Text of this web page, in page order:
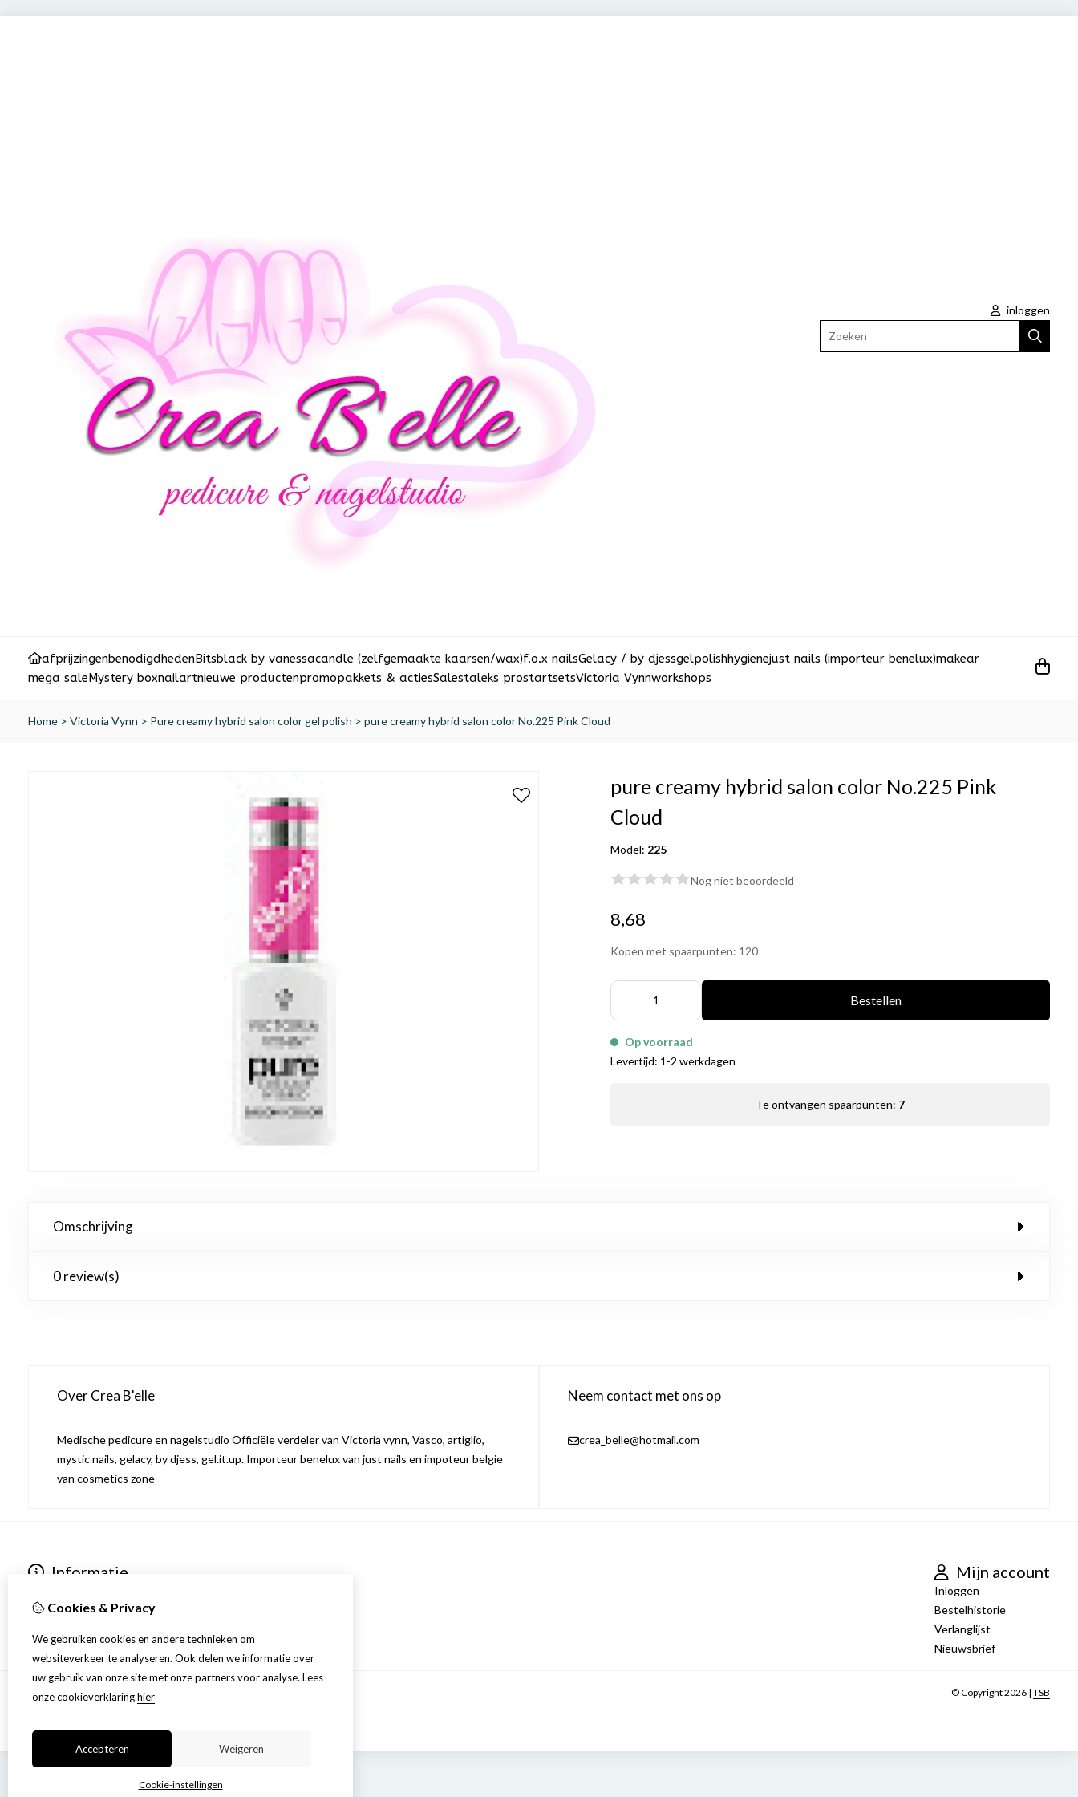
inloggen
afprijzingenbenodigdhedenBitsblack by vanessacandle (zelfgemaakte kaarsen/wax)f.o.x nailsGelacy / by djessgelpolishhygienejust nails (importeur benelux)makear
mega saleMystery boxnailartnieuwe productenpromopakkets & actiesSalestaleks prostartsetsVictoria Vynnworkshops
Home > Victoria Vynn > Pure creamy hybrid salon color gel polish > pure creamy hybrid salon color No.225 Pink Cloud
pure creamy hybrid salon color No.225 Pink
Cloud
Model: 225
Nog niet beoordeeld
8,68
Kopen met spaarpunten: 120
Bestellen
Op voorraad
Levertijd: 1-2 werkdagen
Te ontvangen spaarpunten: 7
Omschrijving
0 review(s)
Over Crea B'elle
Medische pedicure en nagelstudio Officiële verdeler van Victoria vynn, Vasco, artiglio,
mystic nails, gelacy, by djess, gel.it.up. Importeur benelux van just nails en impoteur belgie
van cosmetics zone
Neem contact met ons op
crea_belle@hotmail.com
Informatie
Privacyverklaring
Mijn account
Inloggen
Bestelhistorie
Verlanglijst
Nieuwsbrief
© Copyright 2026 | TSB
Cookies & Privacy
We gebruiken cookies en andere technieken om
websiteverkeer te analyseren. Ook delen we informatie over
uw gebruik van onze site met onze partners voor analyse. Lees
onze cookieverklaringhier
Accepteren Weigeren
Cookie-instellingen